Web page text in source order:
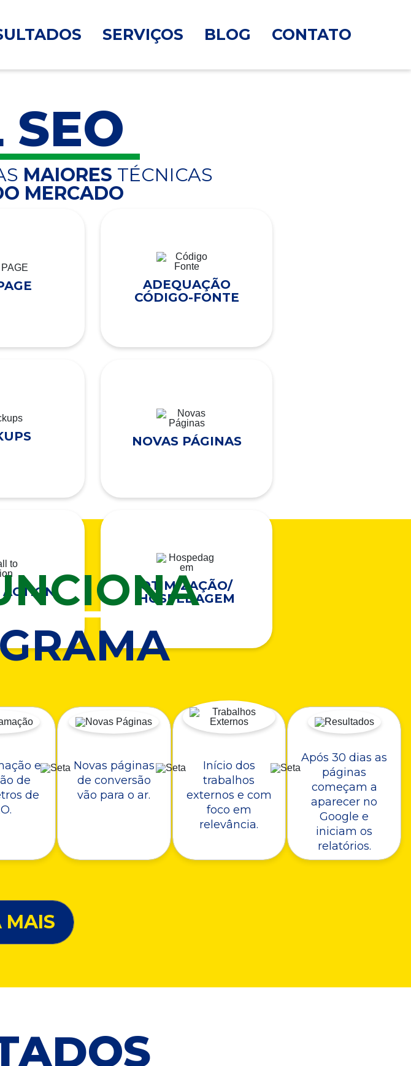
SERVIÇOS BLOG CONTATO
SEO
MAIORES TÉCNICAS
MERCADO
ADEQUAÇÃO
CÓDIGO-FONTE
NOVAS PÁGINAS
OTIMIZAÇÃO/
HOSPEDAGEM
e
de
de
Novas páginas
de conversão
vão para o ar.
Início dos
trabalhos
externos e com
foco em
relevância.
Após 30 dias as
páginas
começam a
aparecer no
Google e
iniciam os
relatórios.
MAIS